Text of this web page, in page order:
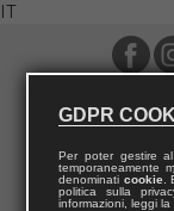
IT
GDPR
Per poter gestire
temporaneamente
denominati cookie.
politica sulla
informazioni, leggi la